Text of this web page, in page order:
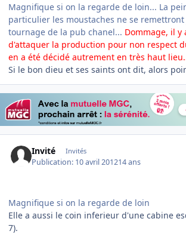
Magnifique si on la regarde de loin... La
particulier les moustaches ne se
tournage de la pub chanel... Dommage, il y
d'attaquer la production pour non respect
en a été décidé autrement en très haut
Si le bon dieu et ses saints ont dit, alors
Invité Invités
Publication: 10 avril 201214 ans
Magnifique si on la regarde de loin
Elle a aussi le coin inferieur d'une cabine
7).